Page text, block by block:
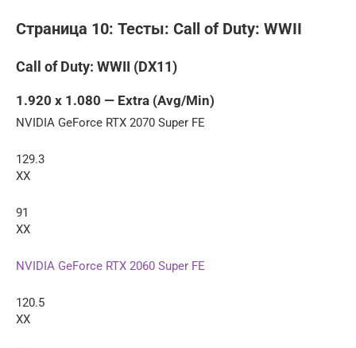
Страница 10: Тесты: Call of Duty: WWII
Call of Duty: WWII (DX11)
1.920 x 1.080 — Extra (Avg/Min)
NVIDIA GeForce RTX 2070 Super FE
129.3
XX
91
XX
NVIDIA GeForce RTX 2060 Super FE
120.5
XX